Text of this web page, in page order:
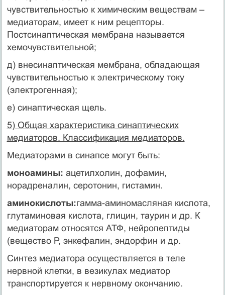
чувствительностью к химическим веществам –
медиаторам, имеет к ним рецепторы.
Постсинаптическая мембрана называется
хемочувствительной;
д) внесинаптическая мембрана, обладающая
чувствительностью к электрическому току
(электрогенная);
е) синаптическая щель.
5) Общая характеристика синаптических
медиаторов. Классификация медиаторов.
Медиаторами в синапсе могут быть:
моноамины: ацетилхолин, дофамин,
норадреналин, серотонин, гистамин.
аминокислоты:гамма-аминомасляная кислота,
глутаминовая кислота, глицин, таурин и др. К
медиаторам относятся АТФ, нейропептиды
(вещество Р, энкефалин, эндорфин и др.
Синтез медиатора осуществляется в теле
нервной клетки, в везикулах медиатор
транспортируется к нервному окончанию.